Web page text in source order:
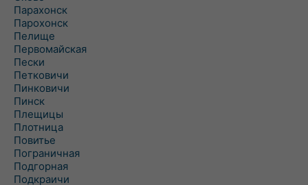
Парахонск
Парохонск
Пелище
Первомайская
Пески
Петковичи
Пинковичи
Пинск
Плещицы
Плотница
Повитье
Пограничная
Подгорная
Подкраичи